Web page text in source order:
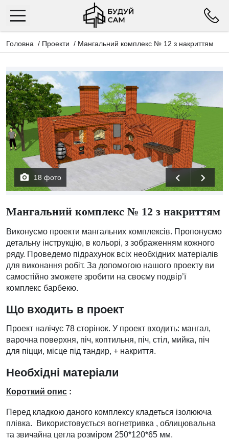
Головна / Проекти / Мангальний комплекс № 12 з накриттям
18 фото
Мангальний комплекс № 12 з накриттям
Виконуємо проекти мангальних комплексів. Пропонуємо
детальну інструкцію, в кольорі, з зображенням кожного
ряду. Проведемо підрахунок всіх необхідних матеріалів
для виконання робіт. За допомогою нашого проекту ви
самостійно зможете зробити на своєму подвір’ї
комплекс барбекю.
Що входить в проект
Проект налічує 78 сторінок. У проект входить: мангал,
варочна поверхня, піч, коптильня, піч, стіл, мийка, піч
для піцци, місце під тандир, + накриття.
Необхідні матеріали
Короткий опис :
Перед кладкою даного комплексу кладеться ізолююча
плівка. Використовується вогнетривка , облицювальна
та звичайна цегла розміром 250*120*65 мм.